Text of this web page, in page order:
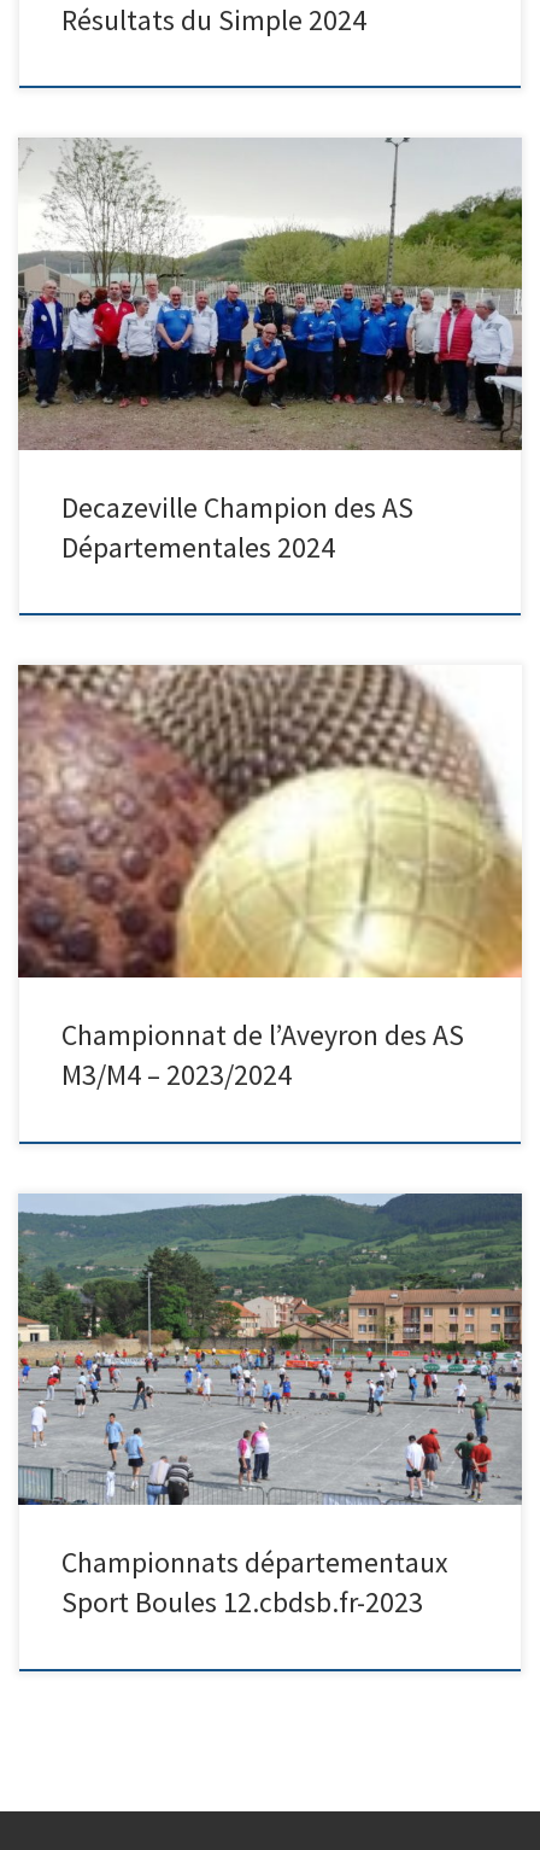
Résultats du Simple 2024
Decazeville Champion des AS
Départementales 2024
Finale, Decazeville dimanche 7 avril 2024. Dès 8h00 demi-finales :
Saint-Affrique 14 / Millau BCM 26 et Capdenac 11 / Decazeville 29
Finale : Decazeville 21 / Millau BCM 19
______________________________________ 6ème journée
Poule 1 : Millau BCM / Viviez Forfait – Millau PM 18 / Capdenac 22
6ème journée […]
Championnat de l’Aveyron des AS
M3/M4 – 2023/2024
LE PUY EN VELAY / BRIVES CHARENSAC M4 :
https://www.ffsb.fr/evenement/wa_files/m4%20quad%202023%2
0(3).pdf Figeac sur les trois équipes engagées, seul le BCM sera
présent dimanche. Championnat départemental Quadrettes En M4
les vainqueurs représenteront l’Aveyron au Championnat de
France qui se déroulera du 20 au 22 juillet 13 au Puy en Velay (43)
En […]
Championnats départementaux
Sport Boules 12.cbdsb.fr-2023